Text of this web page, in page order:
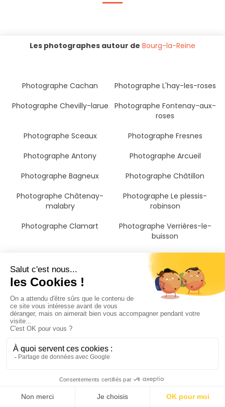
Les photographes autour de Bourg-la-Reine
Photographe Cachan
Photographe L'hay-les-roses
Photographe Chevilly-larue
Photographe Fontenay-aux-
roses
Photographe Sceaux
Photographe Fresnes
Photographe Antony
Photographe Arcueil
Photographe Bagneux
Photographe Châtillon
Photographe Châtenay-
malabry
Photographe Le plessis-
robinson
Photographe Clamart
Photographe Verrières-le-
buisson
Photographe Montrouge
Photographe Gentilly
Photographe Malakoff
Photographe Thiais
Photographe Massy
Photographe Issy-les-
moulineaux
Photographe Le kremlin-
Photographe Vitry-sur-seine